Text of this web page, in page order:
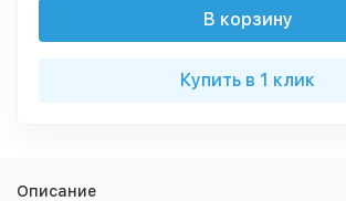
В корзину
Купить в 1 клик
Описание